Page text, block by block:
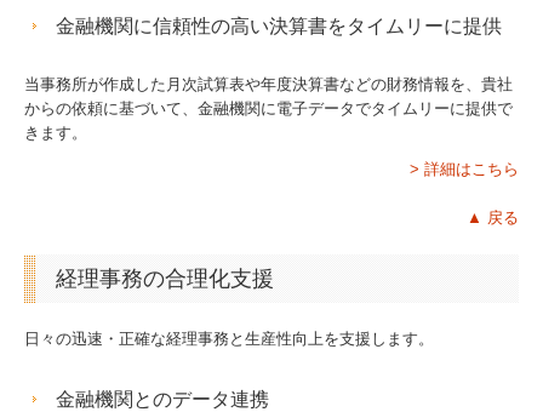
金融機関に信頼性の高い決算書をタイムリーに提供
当事務所が作成した月次試算表や年度決算書などの財務情報を、貴社
からの依頼に基づいて、金融機関に電子データでタイムリーに提供で
きます。
> 詳細はこちら
▲ 戻る
経理事務の合理化支援
日々の迅速・正確な経理事務と生産性向上を支援します。
金融機関とのデータ連携